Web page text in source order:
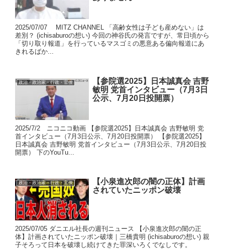
2025/07/07 MITZ CHANNEL 「高齢女性は子ども産めない」は
差別？ (ichisaburoの想い) 今回の神谷氏の発言ですが、常日頃から
「切り取り報道」を行っているマスゴミの悪意ある偏向報道にあ
きれるばか...
政治・政治家・行政・官僚
【参院選2025】日本誠真会 吉野
敏明 党首インタビュー（7月3日
公示、7月20日投開票）
2025/7/2 ニコニコ動画 【参院選2025】日本誠真会 吉野敏明 党
首インタビュー（7月3日公示、7月20日投開票） 【参院選2025】
日本誠真会 吉野敏明 党首インタビュー（7月3日公示、7月20日投
開票） 下のYouTu...
政治・政治家・行政・官僚
【小泉進次郎の闇の正体】計画
されていたニッポン破壊
2025/07/05 ダニエル社長の週刊ニュース 【小泉進次郎の闇の正
体】計画されていたニッポン破壊｜三橋貴明 (ichisaburoの想い) 親
子そろって日本を破壊し続けてきた罪深いろくでなしです。